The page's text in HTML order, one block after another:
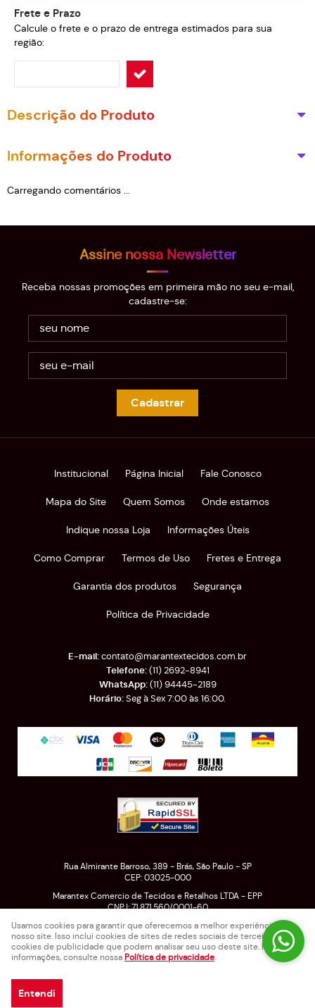
Frete e Prazo
Calcule o frete e o prazo de entrega estimados para sua
região:
Descrição do Produto
Informações do Produto
Carregando comentários ...
Assine nossa Newsletter
Receba nossas promoções em primeira mão no seu e-mail,
cadastre-se:
Cadastrar
Institucional Página Inicial Fale Conosco
Mapa do Site Quem Somos Onde estamos
Indique nossa Loja Informações Úteis
Como Comprar Termos de Uso Fretes e Entrega
Garantia dos produtos Segurança
Política de Privacidade
(11)2692-8941
(11)94445-2189
Seg à Sex 7:00 às 16:00.
contato@marantextecidos.com.br
Rua Almirante Barroso, 389 - Brás, São Paulo- SP
CEP: 03025-000
Marantex Comercio de Tecidos e Retalhos LTDA - EPP
CNPJ: 71.871.560/0001-60
LOJA VIRTUAL CRIADA POR
Usamos cookies para garantir que oferecemos a melhor experiência em
nosso site. Isso inclui cookies de sites de redes sociais de terceiros e
cookies de publicidade que podem analisar seu uso deste site. Para mais
informações, consulte nossa Política de privacidade.
Entendi